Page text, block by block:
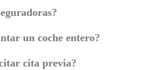
un coche entero?
cita previa?